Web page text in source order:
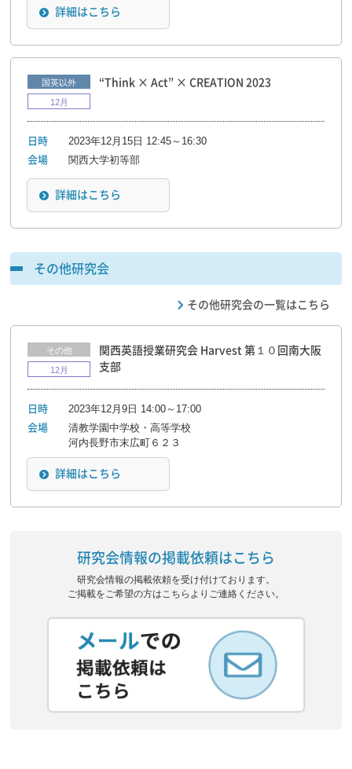
詳細はこちら
国英以外
12月
“Think × Act” × CREATION 2023
日時 2023年12月15日 12:45～16:30
会場 関西大学初等部
詳細はこちら
その他研究会
その他研究会の一覧はこちら
その他
12月
関西英語授業研究会 Harvest 第１０回南大阪
支部
日時 2023年12月9日 14:00～17:00
会場
清教学園中学校・高等学校
河内長野市末広町６２３
詳細はこちら
研究会情報の掲載依頼はこちら
研究会情報の掲載依頼を受け付けております。
ご掲載をご希望の方はこちらよりご連絡ください。